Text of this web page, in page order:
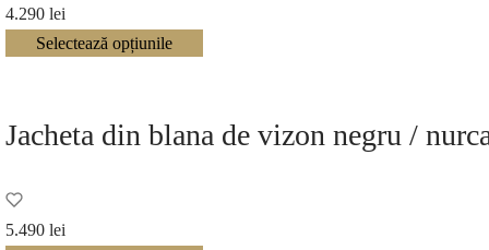
4.290 lei
Selectează opțiunile
Jacheta din blana de vizon negru /
5.490 lei